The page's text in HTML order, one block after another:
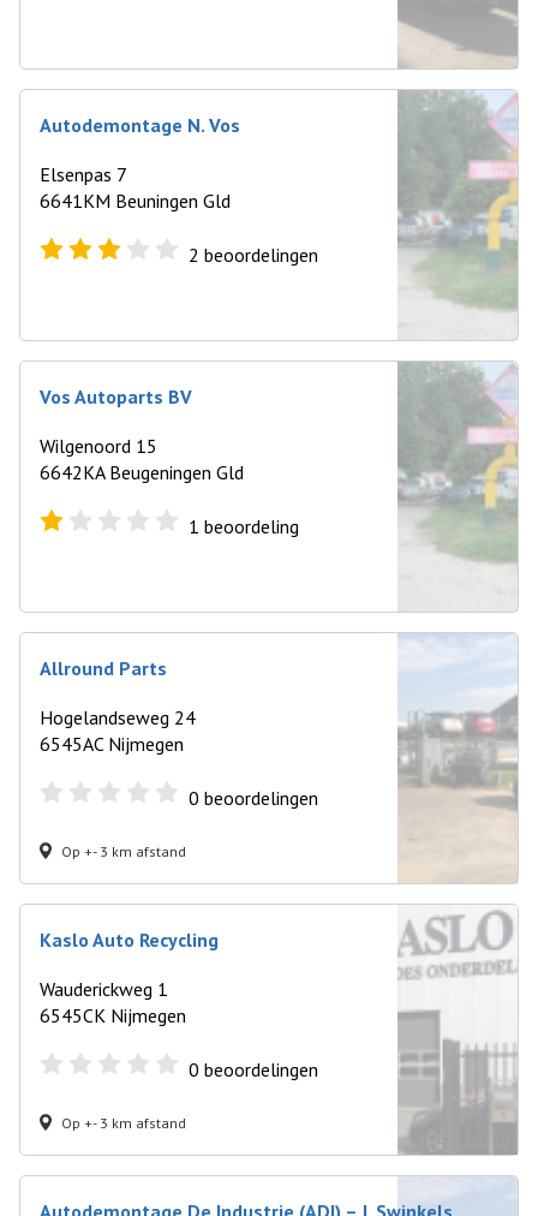
Autodemontage N. Vos
Elsenpas 7
6641KM Beuningen Gld
2 beoordelingen
Vos Autoparts BV
Wilgenoord 15
6642KA Beugeningen Gld
1 beoordeling
Allround Parts
Hogelandseweg 24
6545AC Nijmegen
0 beoordelingen
Op +- 3 km afstand
Kaslo Auto Recycling
Wauderickweg 1
6545CK Nijmegen
0 beoordelingen
Op +- 3 km afstand
Autodemontage De Industrie (ADI) – J. Swinkels